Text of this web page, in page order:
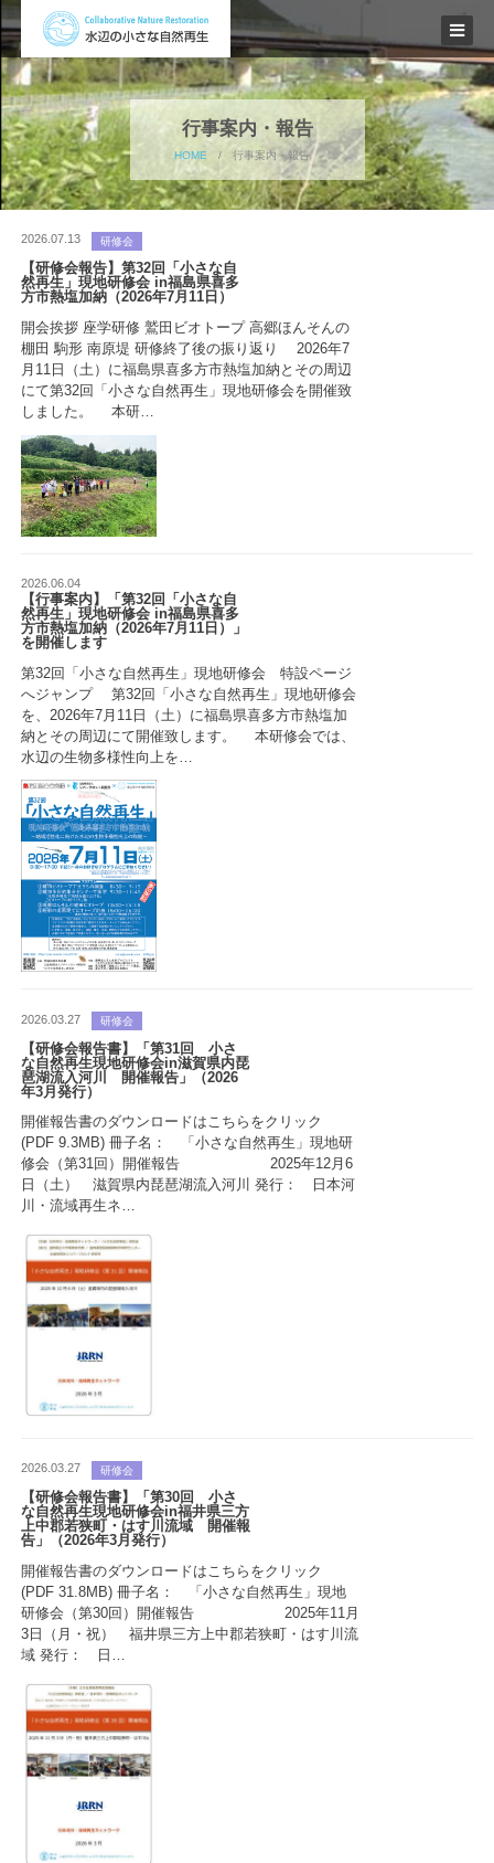
行事案内・報告
HOME / 行事案内・報告
2026.07.13 研修会
【研修会報告】第32回「小さな自
然再生」現地研修会 in福島県喜多
方市熱塩加納（2026年7月11日）
開会挨拶 座学研修 鷲田ビオトープ 高郷ほんそんの
棚田 駒形 南原堤 研修終了後の振り返り 2026年7
月11日（土）に福島県喜多方市熱塩加納とその周辺
にて第32回「小さな自然再生」現地研修会を開催致
しました。 本研…
2026.06.04
【行事案内】「第32回「小さな自
然再生」現地研修会 in福島県喜多
方市熱塩加納（2026年7月11日）」
を開催します
第32回「小さな自然再生」現地研修会 特設ページ
へジャンプ 第32回「小さな自然再生」現地研修会
を、2026年7月11日（土）に福島県喜多方市熱塩加
納とその周辺にて開催致します。 本研修会では、
水辺の生物多様性向上を…
2026.03.27 研修会
【研修会報告書】「第31回 小さ
な自然再生現地研修会in滋賀県内琵
琶湖流入河川 開催報告」（2026
年3月発行）
開催報告書のダウンロードはこちらをクリック
(PDF 9.3MB) 冊子名： 「小さな自然再生」現地研
修会（第31回）開催報告 2025年12月6
日（土） 滋賀県内琵琶湖流入河川 発行： 日本河
川・流域再生ネ…
2026.03.27 研修会
【研修会報告書】「第30回 小さ
な自然再生現地研修会in福井県三方
上中郡若狭町・はす川流域 開催報
告」（2026年3月発行）
開催報告書のダウンロードはこちらをクリック
(PDF 31.8MB) 冊子名： 「小さな自然再生」現地
研修会（第30回）開催報告 2025年11月
3日（月・祝） 福井県三方上中郡若狭町・はす川流
域 発行： 日…